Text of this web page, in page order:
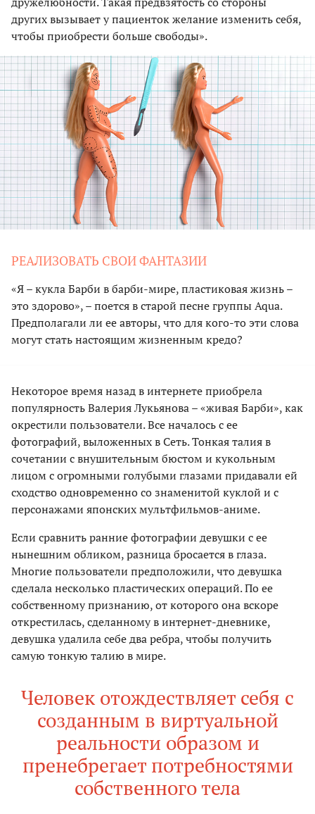
других вызывает у пациенток желание изменить себя,
чтобы приобрести больше свободы».
РЕАЛИЗОВАТЬ СВОИ ФАНТАЗИИ
«Я – кукла Барби в барби-мире, пластиковая жизнь –
это здорово», – поется в старой песне группы Aqua.
Предполагали ли ее авторы, что для кого-то эти слова
могут стать настоящим жизненным кредо?
Некоторое время назад в интернете приобрела
популярность Валерия Лукьянова – «живая Барби», как
окрестили пользователи. Все началось с ее
фотографий, выложенных в Сеть. Тонкая талия в
сочетании с внушительным бюстом и кукольным
лицом с огромными голубыми глазами придавали ей
сходство одновременно со знаменитой куклой и с
персонажами японских мультфильмов-аниме.
Если сравнить ранние фотографии девушки с ее
нынешним обликом, разница бросается в глаза.
Многие пользователи предположили, что девушка
сделала несколько пластических операций. По ее
собственному признанию, от которого она вскоре
открестилась, сделанному в интернет-дневнике,
девушка удалила себе два ребра, чтобы получить
самую тонкую талию в мире.
Человек отождествляет себя с
созданным в виртуальной
реальности образом и
пренебрегает потребностями
собственного тела